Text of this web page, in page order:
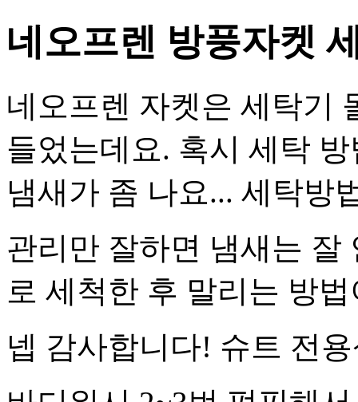
네오프렌 방풍자켓
네오프렌 자켓은 세탁기
들었는데요. 혹시 세탁
냄새가 좀 나요... 세탁방
관리만 잘하면 냄새는 잘
로 세척한 후 말리는 방
넵 감사합니다! 슈트 전